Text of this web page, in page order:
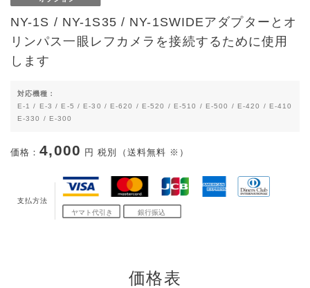
NY-1S / NY-1S35 / NY-1SWIDEアダプターとオ
リンパス一眼レフカメラを接続するために使用
します
対応機種：
E-1 / E-3 / E-5 / E-30 / E-620 / E-520 / E-510 / E-500 / E-420 / E-410
E-330 / E-300
価格：4,000 円 税別（送料無料 ※）
支払方法
価格表